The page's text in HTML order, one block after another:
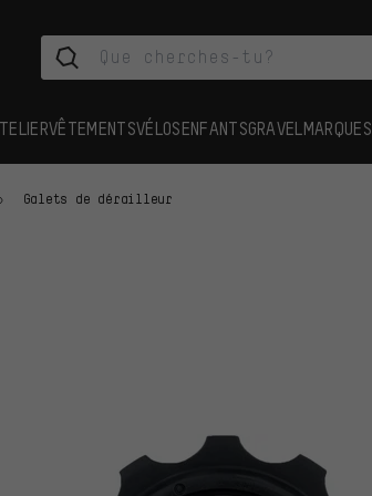
VÊTEMENTSVÉLOSENFANTSGRAVEL MARQUES
Galets de dérailleur